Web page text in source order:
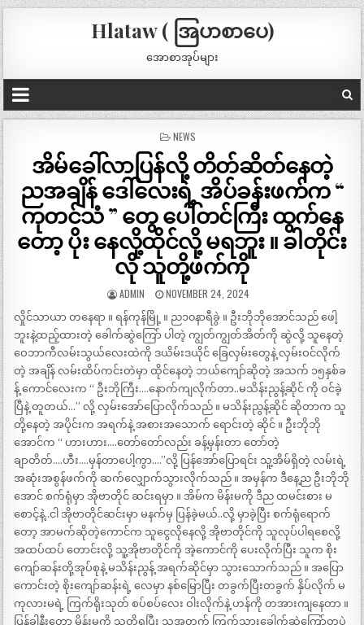
Hlataw ( အြပာစာပေ)
အောစာအုပ်များ
POSTED
IN
NEWS
အိမ်ခေါ်လာပြန်လို့ တိတ်ဆိတ်နေတဲ့
ညအချိန် ဒေါ်လေးရဲ့ အိပ်ခန်းဖက်က “
ကုတင်သံ ” တွေ ပေါ်တင်ကြီး ထွက်နေ
တော့ ပိုး နေလို့ထိုင်လို့ မရဘူး ။ ခါတိုင်း
လို သူတို့ဖက်ကို
ADMIN NOVEMBER 24, 2024
လှိုင်သာယာ တနေရာ ။ ရန်ကုန်မြို့ ။ ည၁၀နာရီခွဲ ။ ဦးဘိုဘိုအောင်သည် ဖေါ့
ဘူးနဲ့ထည့်ထားတဲ့ ခေါက်ဆွဲကြော် ပါတဲ့ ကျွတ်ကျွတ်အိတ်ကို ဆွဲလို့ သူနေတဲ့
ဝေဘာကီလမ်းသွယ်လေးထဲကို ဒယိမ်းဒယိုင် ခြေလှမ်းတွေနဲ့ လှမ်းဝင်လိုက်
တဲ့ အချိန် လမ်းထိပ်ကင်းတဲမှာ ထိုင်နေတဲ့ ဘယ်ကျော်ဆိုတဲ့ အသက် ၁၅နှစ်ခ
န့် ကောင်လေးက “ ဦးဘိုကြီး….နောက်ကျလိုက်တာ..မသိန်းညွန့်ဆိုင် ကို ဝင်ခဲ့
ပြီနဲ့ တူတယ်…” လို့ လှမ်းအော်ပြောလိုက်သည် ။ မသိန်းညွန့်ဆိုင် ဆိုတာက သူ
တို့နေတဲ့ အပိုင်းက အရက်နဲ့ အစားအသောက် ရောင်းတဲ့ ဆိုင် ။ ဦးဘိုဘို
အောင်က “ ဟားဟား….တော်တော်လည်း ခန့်မှန်းတာ တော်တဲ့
ချာတိတ်….ဟီး….မှန်တာပေါ့ကွာ….”လို့ ပြန်အော်ပြောရင်း သူ့အိမ်ရှိတဲ့ လမ်းရဲ့
အဆုံးအစွန်ဖက်ကို ဆက်လျှောက်သွားလိုက်သည် ။ အမှန်က ဒီနေ့ည ဦးဘိုဘို
အောင် စက်ရုံမှာ အိုဗာတိုင် ဆင်းရမှာ ။ အိမ်က မိန်းမကို ဒီည ထမင်းစား မ
စောင့်နဲ့..ငါ အိုဗာတိုင်ဆင်းမှာ မနက်မှ ပြန်ခဲ့မယ်..လို့ မှာခဲ့ပြီး စက်ရုံရောက်
တော့ အာမက်ဆိုတဲ့ကောင်က သူငွေလိုနေလို့ အိုဗာတိုင်ကို သူလုပ်ပါရစေလို့
အထပ်ထပ် တောင်းလို့ သူ့အိုဗာတိုင်ကို အဲ့ကောင်ကို ပေးလိုက်ပြီး သူက စိုး
ကျော်ဆန်းတို့အုပ်စုနဲ့ မသိန်းညွန့် အရက်ဆိုင်မှာ သွားသောက်သည် ။ အပြော
ကောင်းတဲ့ စိုးကျော်ဆန်းရဲ့ လေမှာ နစ်မြောပြီး တခွက်ပြီးတခွက် နှိပ်လိုက် မ
ကုလားမရဲ့ ကြက်ရိုးသုတ် စပ်စပ်လေး ဝါးလိုက်နဲ့ ဟန်ကို တအားကျနေတာ ။
ပြန်ခါနီးတော့ မိန်းမကို သတိရပြီး သူ့အတွက် ကြက်သားခေါက်ဆွဲကြော်တပွဲ